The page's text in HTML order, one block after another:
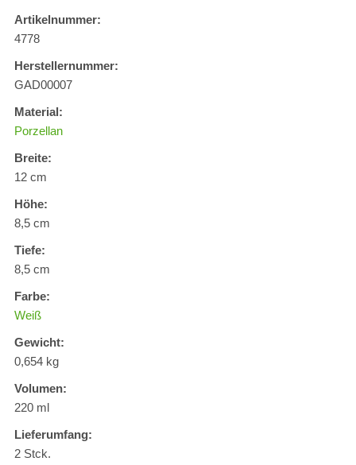
Artikelnummer:
4778
Herstellernummer:
GAD00007
Material:
Porzellan
Breite:
12 cm
Höhe:
8,5 cm
Tiefe:
8,5 cm
Farbe:
Weiß
Gewicht:
0,654 kg
Volumen:
220 ml
Lieferumfang:
2 Stck.